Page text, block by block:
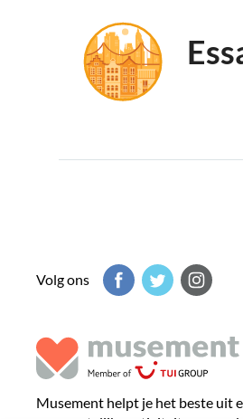
Volg ons
Musement helpt je het beste uit